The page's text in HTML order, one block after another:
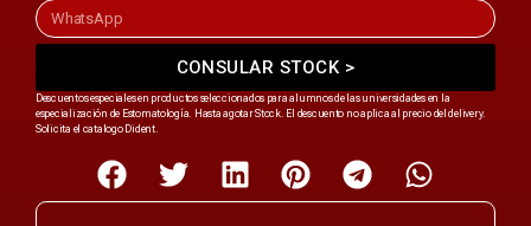
CONSULAR STOCK >
Descuentos especiales en productos seleccionados para alumnos de las universidades en la
especialización de Estomatología. Hasta agotar Stock. El descuento no aplica al precio del delivery.
Solicita el catalogo Dident.